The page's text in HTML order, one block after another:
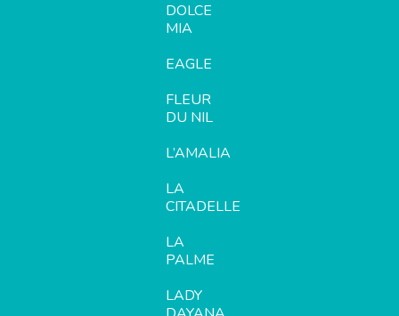
DOLCE
MIA
EAGLE
FLEUR
DU NIL
L’AMALIA
LA
CITADELLE
LA
PALME
LADY